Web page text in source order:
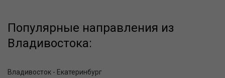
Популярные направления из
Владивостока:
Владивосток - Екатеринбург